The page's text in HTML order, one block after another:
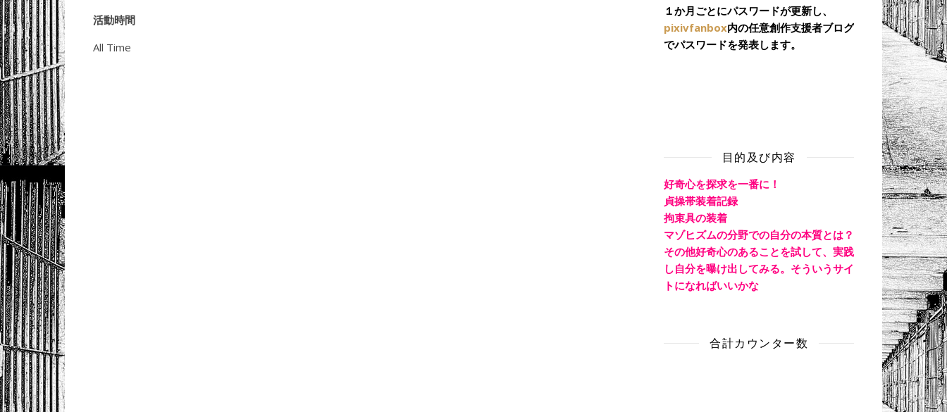
活動時間
All Time
１か月ごとにパスワードが更新し、
pixivfanbox内の任意創作支援者ブログ
でパスワードを発表します。
目的及び内容
好奇心を探求を一番に！
貞操帯装着記録
拘束具の装着
マゾヒズムの分野での自分の本質とは？
その他好奇心のあることを試して、実践
し自分を曝け出してみる。そういうサイ
トになればいいかな
合計カウンター数